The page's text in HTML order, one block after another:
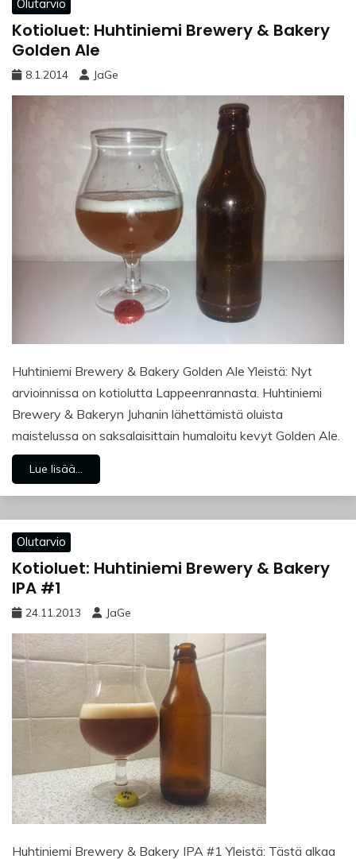
Olutarvio
Kotioluet: Huhtiniemi Brewery & Bakery
Golden Ale
8.1.2014 JaGe
Huhtiniemi Brewery & Bakery Golden Ale Yleistä: Nyt
arvioinnissa on kotiolutta Lappeenrannasta. Huhtiniemi
Brewery & Bakeryn Juhanin lähettämistä oluista
maistelussa on saksalaisittain humaloitu kevyt Golden Ale.
Lue lisää...
Olutarvio
Kotioluet: Huhtiniemi Brewery & Bakery
IPA #1
24.11.2013 JaGe
Huhtiniemi Brewery & Bakery IPA #1 Yleistä: Tästä alkaa